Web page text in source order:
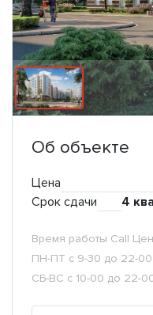
Об объекте
Цена
Срок сдачи
4
Время работы Call
ПН-ПТ с 9-30 до 22-00
СБ-ВС с 10-00 до 22-